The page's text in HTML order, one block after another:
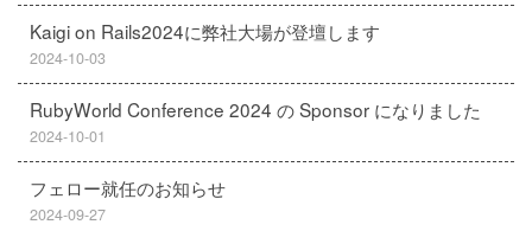
Kaigi on Rails2024に弊社大場が登壇します
2024-10-03
RubyWorld Conference 2024 の Sponsor になりました
2024-10-01
フェロー就任のお知らせ
2024-09-27